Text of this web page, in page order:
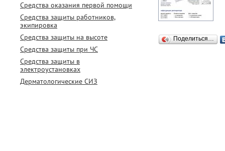
Средства оказания первой помощи
Средства защиты работников,
экипировка
Средства защиты на высоте
Средства защиты при ЧС
Средства защиты в
электроустановках
Дерматологические СИЗ
Поделиться…